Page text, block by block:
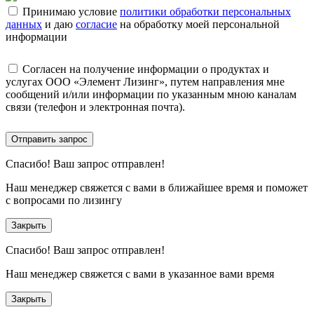
Принимаю условие политики обработки персональных
данных и даю согласие на обработку моей персональной
информации
Согласен на получение информации о продуктах и
услугах ООО «Элемент Лизинг», путем направления мне
сообщений и/или информации по указанным мною каналам
связи (телефон и электронная почта).
Отправить запрос
Спасибо! Ваш запрос отправлен!
Наш менеджер свяжется с вами в ближайшее время и поможет
с вопросами по лизингу
Закрыть
Спасибо! Ваш запрос отправлен!
Наш менеджер свяжется с вами в указанное вами время
Закрыть